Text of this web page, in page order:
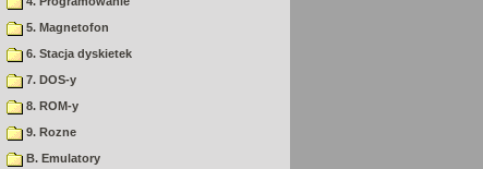
5. Magnetofon
6. Stacja dyskietek
7. DOS-y
8. ROM-y
9. Rozne
B. Emulatory